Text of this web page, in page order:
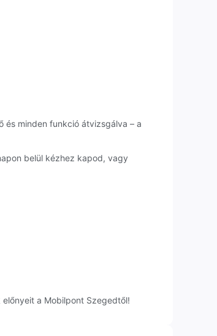
és minden funkció átvizsgálva – a
belül kézhez kapod, vagy
a Mobilpont Szegedtől!